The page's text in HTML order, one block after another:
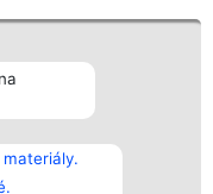
Kontakt